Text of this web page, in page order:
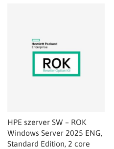
HPE szerver SW – ROK
Windows Server 2025 ENG,
Standard Edition, 2 core